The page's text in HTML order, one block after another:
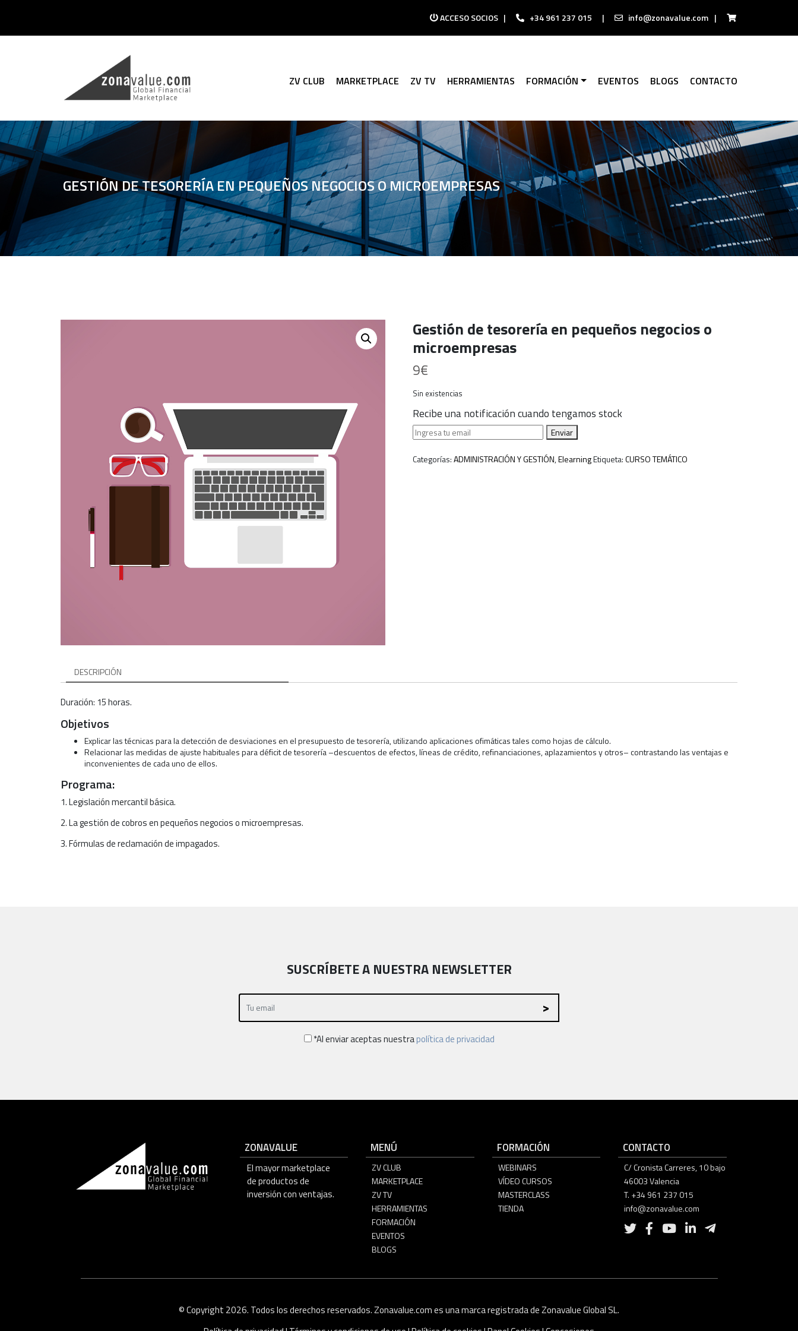
ACCESO SOCIOS | +34 961 237 015 | info@zonavalue.com |
ZV CLUB MARKETPLACE ZV TV HERRAMIENTAS FORMACIÓN EVENTOS BLOGS CONTACTO
GESTIÓN DE TESORERÍA EN PEQUEÑOS NEGOCIOS O MICROEMPRESAS
Gestión de tesorería en pequeños negocios o
microempresas
9€
Sin existencias
Recibe una notificación cuando tengamos stock
Enviar
Categorías:ADMINISTRACIÓN Y GESTIÓN,ElearningEtiqueta:CURSO TEMÁTICO
DESCRIPCIÓN
Duración: 15 horas.
Objetivos
Explicar las técnicas para la detección de desviaciones en el presupuesto de tesorería, utilizando aplicaciones ofimáticas tales como hojas de cálculo.
Relacionar las medidas de ajuste habituales para déficit de tesorería –descuentos de efectos, líneas de crédito, refinanciaciones, aplazamientos y otros– contrastando las ventajas e
inconvenientes de cada uno de ellos.
Programa:
1. Legislación mercantil básica.
2. La gestión de cobros en pequeños negocios o microempresas.
3. Fórmulas de reclamación de impagados.
SUSCRÍBETE A NUESTRA NEWSLETTER
*Al enviar aceptas nuestrapolítica de privacidad
ZONAVALUE
El mayor marketplace
de productos de
inversión con ventajas.
MENÚ
ZV CLUB
MARKETPLACE
ZV TV
HERRAMIENTAS
FORMACIÓN
EVENTOS
BLOGS
FORMACIÓN
WEBINARS
VÍDEO CURSOS
MASTERCLASS
TIENDA
CONTACTO
C/ Cronista Carreres, 10 bajo
46003 Valencia
T. +34 961 237 015
info@zonavalue.com
© Copyright 2026. Todos los derechos reservados. Zonavalue.com es una marca registrada de Zonavalue Global SL.